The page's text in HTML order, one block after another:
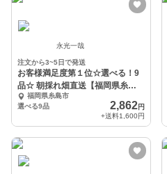
永光一哉
注文から3~5日で発送
お客様満足度第１位☆選べる！9
品☆ 朝採れ畑直送【福岡県糸島
産】無農薬無化学肥料
福岡県糸島市
選べる9品
2,862円
+送料1,600円